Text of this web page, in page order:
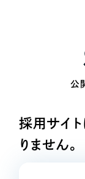
公
採用サイト
りません。